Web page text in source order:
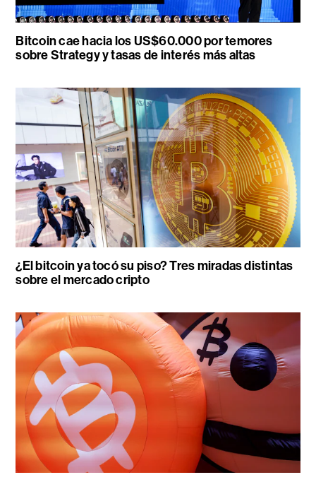
Bitcoin cae hacia los US$60.000 por temores
sobre Strategy y tasas de interés más altas
¿El bitcoin ya tocó su piso? Tres miradas distintas
sobre el mercado cripto